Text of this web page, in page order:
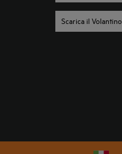
Scarica il Volantino